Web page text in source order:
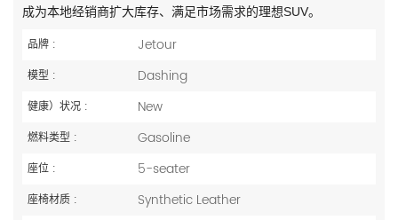
成为本地经销商扩大库存、满足市场需求的理想SUV。
品牌 : Jetour
模型 : Dashing
健康）状况 : New
燃料类型 : Gasoline
座位 : 5-seater
座椅材质 : Synthetic Leather